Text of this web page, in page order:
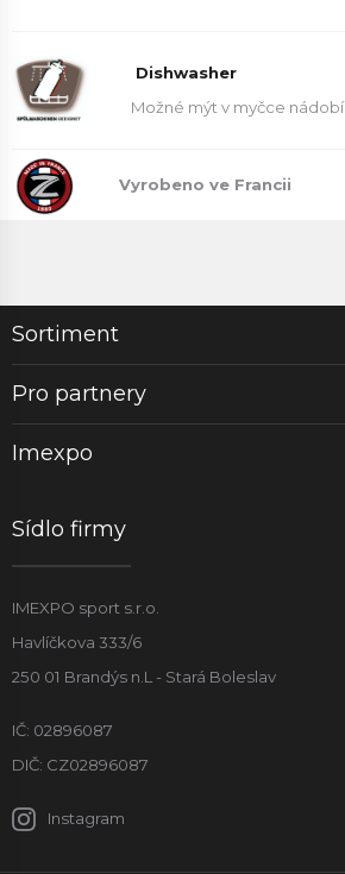
Dishwasher
Možné mýt v myčce nádobí
Vyrobeno ve Francii
Sortiment
Pro partnery
Imexpo
Sídlo firmy
IMEXPO sport s.r.o.
Havlíčkova 333/6
250 01 Brandýs n.L - Stará Boleslav
IČ: 02896087
DIČ: CZ02896087
Instagram